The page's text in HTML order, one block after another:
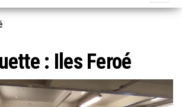
: Iles Feroé